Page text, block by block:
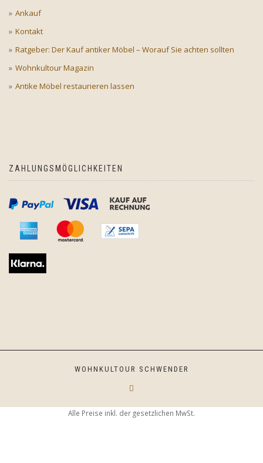
Ankauf
Kontakt
Ratgeber: Der Kauf antiker Möbel – Worauf Sie achten sollten
Wohnkultour Magazin
Antike Möbel restaurieren lassen
ZAHLUNGSMÖGLICHKEITEN
WOHNKULTOUR SCHWENDER
Alle Preise inkl. der gesetzlichen MwSt.